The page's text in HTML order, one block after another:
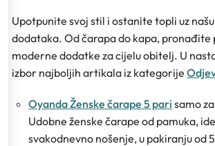
Upotpunite svoj stil i ostanite topli uz
dodataka. Od čarapa do kapa, pronađite
moderne dodatke za cijelu obitelj. U
izbor najboljih artikala iz kategorije
Oyanda Ženske čarape 5 pari samo za
Udobne ženske čarape od pamuka,
svakodnevno nošenje, u pakiranju od